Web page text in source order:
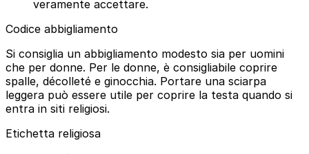
veramente accettare.
Codice abbigliamento
Si consiglia un abbigliamento modesto sia per uomini
che per donne. Per le donne, è consigliabile coprire
spalle, décolleté e ginocchia. Portare una sciarpa
leggera può essere utile per coprire la testa quando si
entra in siti religiosi.
Etichetta religiosa